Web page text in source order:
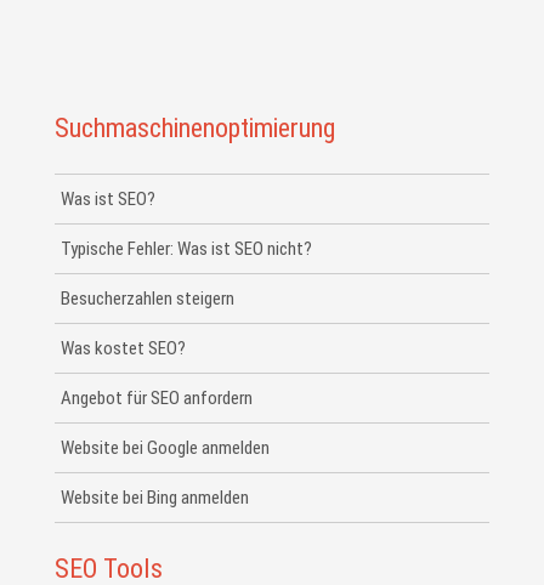
Suchmaschinenoptimierung
Was ist SEO?
Typische Fehler: Was ist SEO nicht?
Besucherzahlen steigern
Was kostet SEO?
Angebot für SEO anfordern
Website bei Google anmelden
Website bei Bing anmelden
SEO Tools